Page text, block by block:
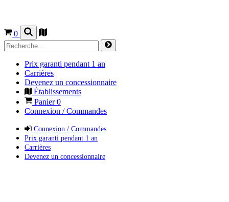
0
Prix garanti pendant 1 an
Carrières
Devenez un concessionnaire
Établissements
Panier0
Connexion / Commandes
Connexion / Commandes
Prix garanti pendant 1 an
Carrières
Devenez un concessionnaire